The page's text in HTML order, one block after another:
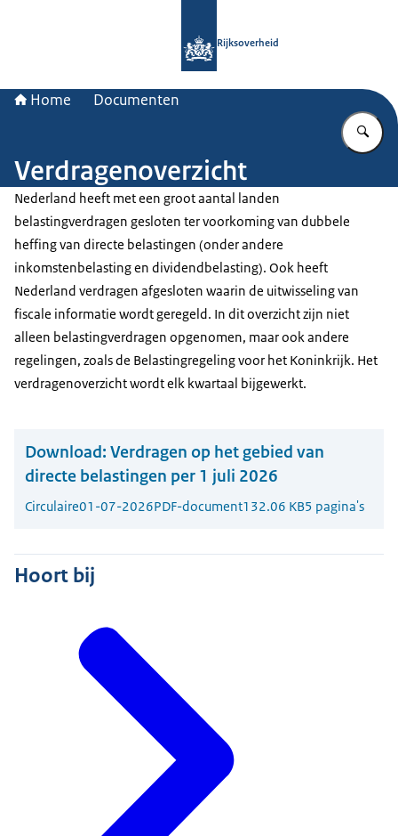
Rijksoverheid
Home Documenten
Verdragenoverzicht
Nederland heeft met een groot aantal landen
belastingverdragen gesloten ter voorkoming van dubbele
heffing van directe belastingen (onder andere
inkomstenbelasting en dividendbelasting). Ook heeft
Nederland verdragen afgesloten waarin de uitwisseling van
fiscale informatie wordt geregeld. In dit overzicht zijn niet
alleen belastingverdragen opgenomen, maar ook andere
regelingen, zoals de Belastingregeling voor het Koninkrijk. Het
verdragenoverzicht wordt elk kwartaal bijgewerkt.
Download: Verdragen op het gebied van
directe belastingen per 1 juli 2026
Circulaire01-07-2026PDF-document132.06 KB5 pagina's
Hoort bij